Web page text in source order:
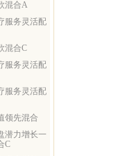
混合A
服务灵活配
混合C
服务灵活配
服务灵活配
领先混合
潜力增长一
C